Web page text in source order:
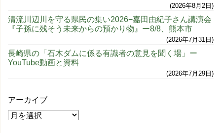
2026年8月2日
清流川辺川を守る県民の集い2026−嘉田由紀子さん講演会
『子孫に残そう未来からの預かり物』ー8/8、熊本市
2026年7月31日
長崎県の「石木ダムに係る有識者の意見を聞く場」ー
YouTube動画と資料
2026年7月29日
アーカイブ